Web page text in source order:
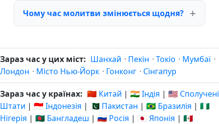
Чому час молитви змінюється щодня?
Зараз час у цих міст: Шанхай · Пекін · Токіо · Мумбаї ·
Лондон · Місто Нью-Йорк · Гонконг · Сінгапур
Зараз час у країнах: 🇨🇳 Китай | 🇮🇳 Індія | 🇺🇸 Сполучені
Штати | 🇮🇩 Індонезія | 🇵🇰 Пакистан | 🇧🇷 Бразилія | 🇳🇬
Нігерія | 🇧🇩 Бангладеш | 🇷🇺 Росія | 🇯🇵 Японія | 🇲🇽